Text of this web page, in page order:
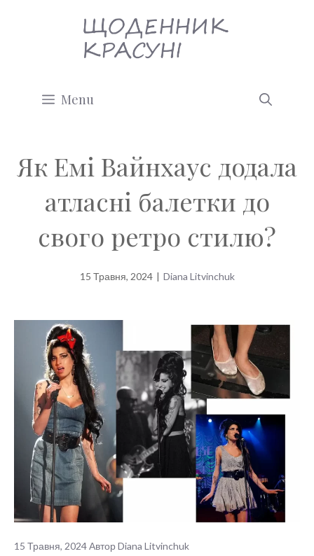
Menu
Як Емі Вайнхаус додала
атласні балетки до
свого ретро стилю?
15 Травня, 2024 | Diana Litvinchuk
15 Травня, 2024АвторDiana Litvinchuk